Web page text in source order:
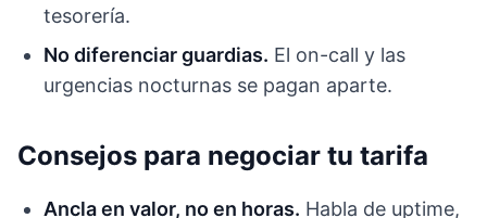
tesorería.
No diferenciar guardias. El on-call y las
urgencias nocturnas se pagan aparte.
Consejos para negociar tu tarifa
Ancla en valor, no en horas. Habla de uptime,